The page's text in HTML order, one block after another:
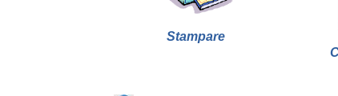
Stampare